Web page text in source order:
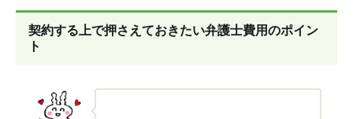
契約する上で押さえておきたい弁護士費用のポイン
ト